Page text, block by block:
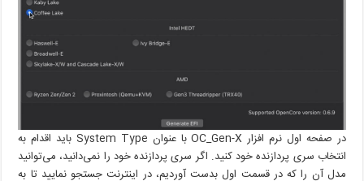
در صفحه اول نرم افزار OC_Gen-X با عنوان System Type باید اقدام به
انتخاب سری پردازنده خود کنید. اگر سری پردازنده خود را نمی‌دانید، می‌توانید
مدل آن را که در قسمت اول بدست آوردیم، در اینترنت جستجو نمایید تا به